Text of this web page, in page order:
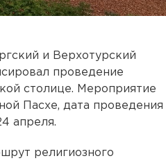
и Верхотурский
проведение
столице. Мероприятие
Пасхе, дата проведения
апреля.
религиозного